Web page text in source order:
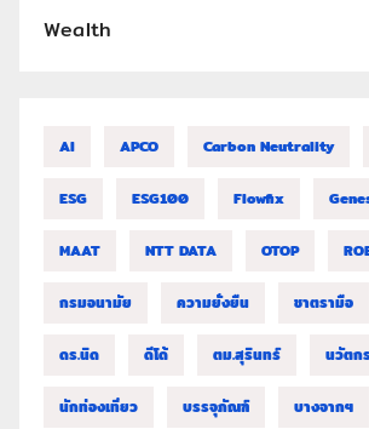
Wealth
AI APCO Carbon Neutrality
ESG ESG100 Flowfix
MAAT NTT DATA OTOP
กรมอนามัย ความยั่งยืน ชาตรามือ
ดร.นิด ดีโด้ ตม.สุรินทร์ นวัตก
นักท่องเที่ยว บรรจุภัณฑ์ บางจากฯ